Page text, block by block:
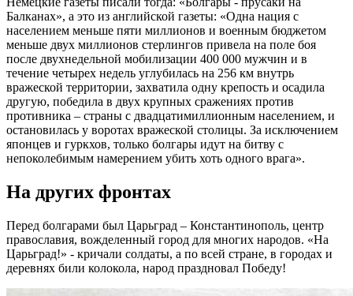
Балканах», а это из английской газеты: «Одна нация с
населением меньше пяти миллионов и военным бюджетом
меньше двух миллионов стерлингов привела на поле боя
после двухнедельной мобилизации 400 000 мужчин и в
течение четырех недель углубилась на 256 км внутрь
вражеской территории, захватила одну крепость и осадила
другую, победила в двух крупных сражениях против
противника – страны с двадцатимиллионным населением, и
остановилась у воротах вражеской столицы. За исключением
японцев и гуркхов, только болгары идут на битву с
непоколебимым намерением убить хоть одного врага».
На других фронтах
Перед болгарами был Царьград – Константинополь, центр
православия, вожделенный город для многих народов. «На
Царьград!» - кричали солдаты, а по всей стране, в городах и
деревнях били колокола, народ праздновал Победу!